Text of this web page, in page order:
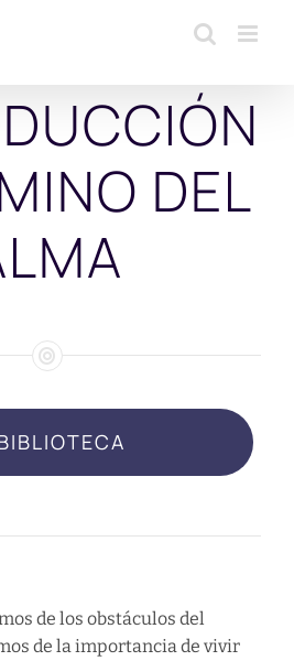
DEL
de los obstáculos del
de la importancia de vivir